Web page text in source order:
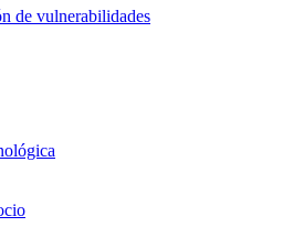
de vulnerabilidades